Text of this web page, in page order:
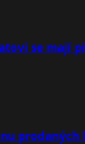
se mají